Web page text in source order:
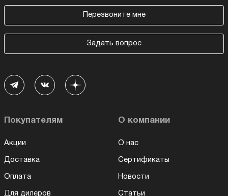
Перезвоните мне
Задать вопрос
Покупателям
Акции
Доставка
Оплата
Для дилеров
О компании
О нас
Сертификаты
Новости
Статьи